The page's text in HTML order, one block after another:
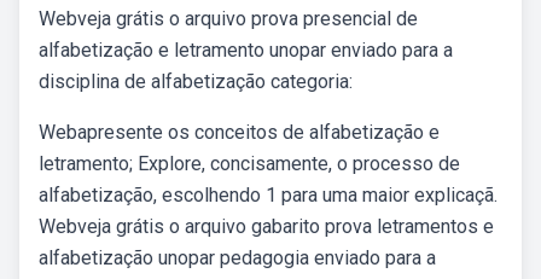
Webveja grátis o arquivo prova presencial de
alfabetização e letramento unopar enviado para a
disciplina de alfabetização categoria:
Webapresente os conceitos de alfabetização e
letramento; Explore, concisamente, o processo de
alfabetização, escolhendo 1 para uma maior explicaçã.
Webveja grátis o arquivo gabarito prova letramentos e
alfabetização unopar pedagogia enviado para a